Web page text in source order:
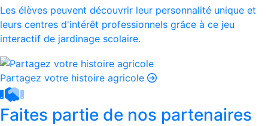
Les élèves peuvent découvrir leur personnalité unique et
leurs centres d'intérêt professionnels grâce à ce jeu
interactif de jardinage scolaire.
Partagez votre histoire agricole
Faites partie de nos partenaires